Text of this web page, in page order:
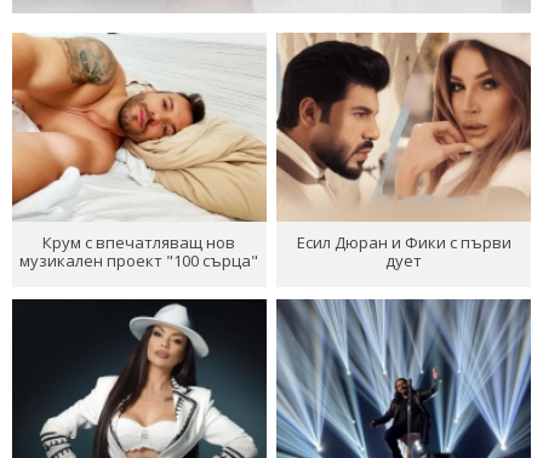
Крум с впечатляващ нов
музикален проект "100 сърца"
Есил Дюран и Фики с първи
дует